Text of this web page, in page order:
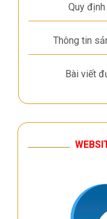
Quy
Thông tin
Bài viết